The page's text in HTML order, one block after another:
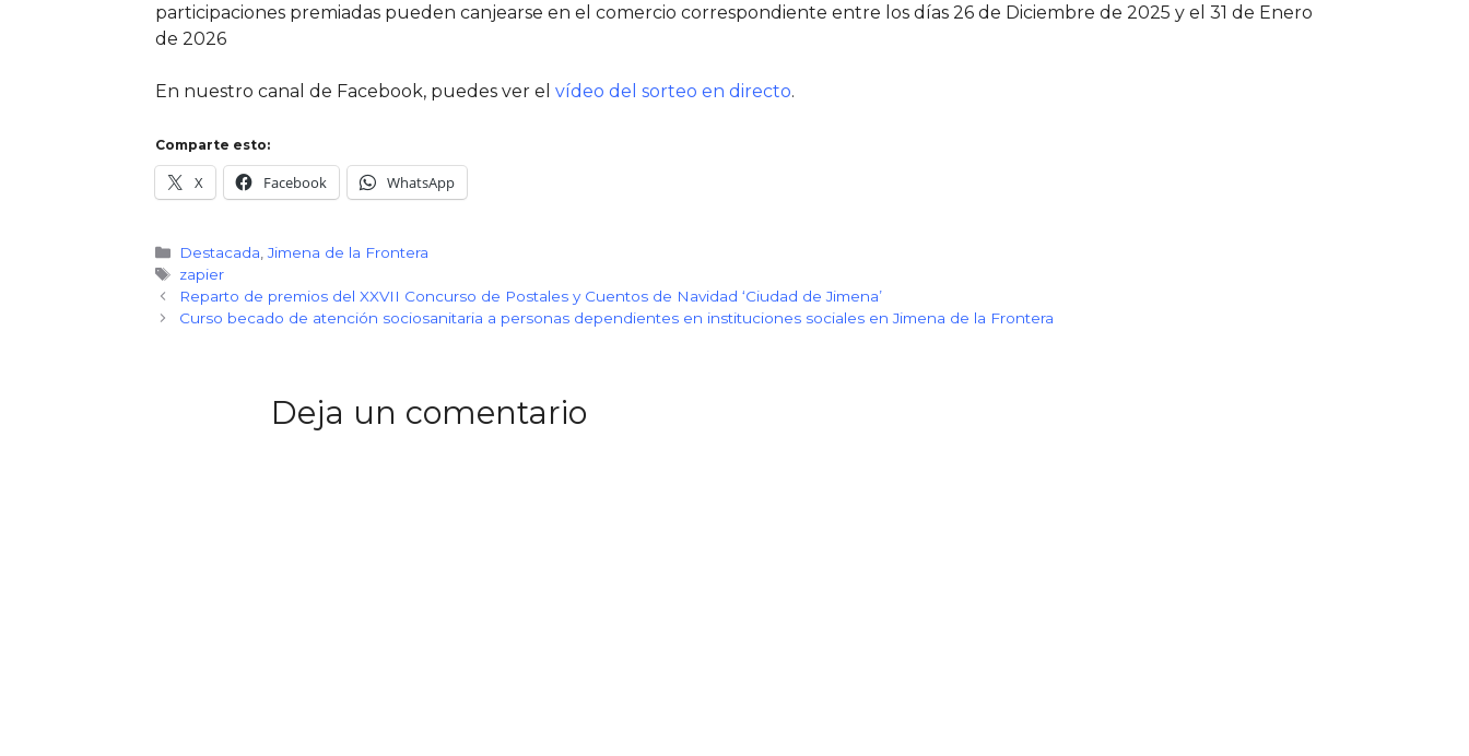
participaciones premiadas pueden canjearse en el comercio correspondiente entre los días 26 de Diciembre de 2025 y el 31 de Enero
de 2026
En nuestro canal de Facebook, puedes ver el vídeo del sorteo en directo.
Comparte esto:
X Facebook WhatsApp
Categorías
Destacada ,Jimena de la Frontera
Etiquetas
zapier
Reparto de premios del XXVII Concurso de Postales y Cuentos de Navidad ‘Ciudad de Jimena’
Curso becado de atención sociosanitaria a personas dependientes en instituciones sociales en Jimena de la Frontera
Deja un comentario